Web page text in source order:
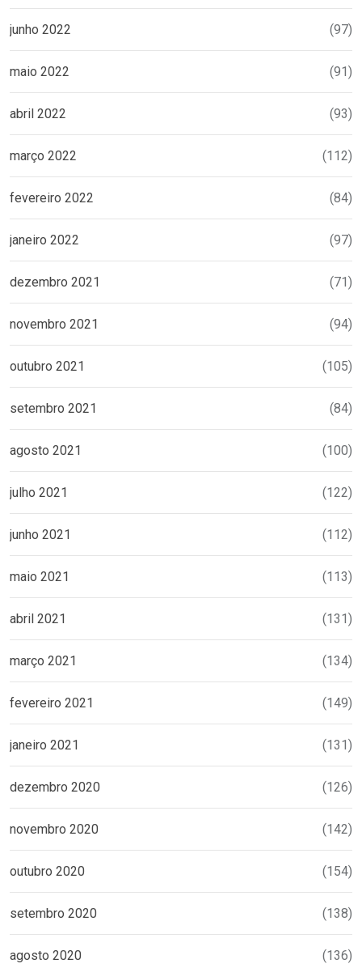
junho 2022 (97)
maio 2022 (91)
abril 2022 (93)
março 2022 (112)
fevereiro 2022 (84)
janeiro 2022 (97)
dezembro 2021 (71)
novembro 2021 (94)
outubro 2021 (105)
setembro 2021 (84)
agosto 2021 (100)
julho 2021 (122)
junho 2021 (112)
maio 2021 (113)
abril 2021 (131)
março 2021 (134)
fevereiro 2021 (149)
janeiro 2021 (131)
dezembro 2020 (126)
novembro 2020 (142)
outubro 2020 (154)
setembro 2020 (138)
agosto 2020 (136)